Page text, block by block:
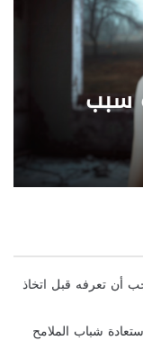
سبب
أن تعرفه قبل اتخاذ
شباب الملامح